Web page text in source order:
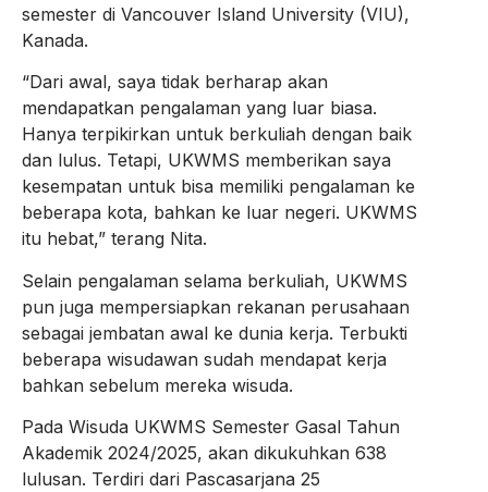
semester di Vancouver Island University (VIU),
Kanada.
“Dari awal, saya tidak berharap akan
mendapatkan pengalaman yang luar biasa.
Hanya terpikirkan untuk berkuliah dengan baik
dan lulus. Tetapi, UKWMS memberikan saya
kesempatan untuk bisa memiliki pengalaman ke
beberapa kota, bahkan ke luar negeri. UKWMS
itu hebat,” terang Nita.
Selain pengalaman selama berkuliah, UKWMS
pun juga mempersiapkan rekanan perusahaan
sebagai jembatan awal ke dunia kerja. Terbukti
beberapa wisudawan sudah mendapat kerja
bahkan sebelum mereka wisuda.
Pada Wisuda UKWMS Semester Gasal Tahun
Akademik 2024/2025, akan dikukuhkan 638
lulusan. Terdiri dari Pascasarjana 25